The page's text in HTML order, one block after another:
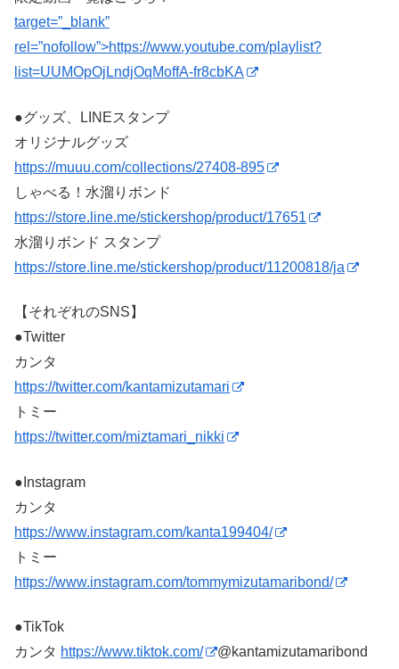
target=”_blank”
rel=”nofollow”>https://www.youtube.com/playlist?
list=UUMOpOjLndjOqMoffA-fr8cbKA
●グッズ、LINEスタンプ
オリジナルグッズ
https://muuu.com/collections/27408-895
しゃべる！水溜りボンド
https://store.line.me/stickershop/product/17651
水溜りボンド スタンプ
https://store.line.me/stickershop/product/11200818/ja
【それぞれのSNS】
●Twitter
カンタ
https://twitter.com/kantamizutamari
トミー
https://twitter.com/miztamari_nikki
●Instagram
カンタ
https://www.instagram.com/kanta199404/
トミー
https://www.instagram.com/tommymizutamaribond/
●TikTok
カンタ ​ https://www.tiktok.com/ @kantamizutamaribond